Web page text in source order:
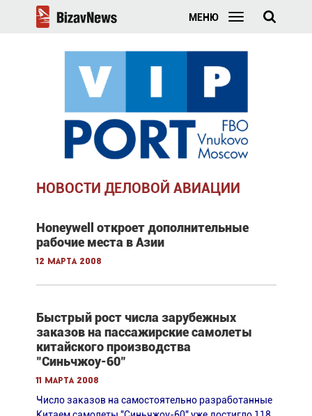
МЕНЮ
НОВОСТИ ДЕЛОВОЙ АВИАЦИИ
Honeywell откроет дополнительные
рабочие места в Азии
12 марта 2008
Быстрый рост числа зарубежных
заказов на пассажирские самолеты
китайского производства
"Синьчжоу-60"
11 марта 2008
Число заказов на самостоятельно разработанные